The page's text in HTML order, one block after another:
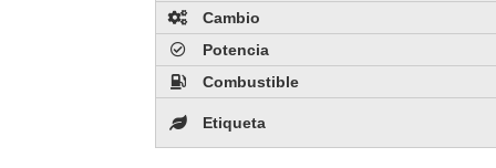
Cambio
Potencia
Combustible
Etiqueta